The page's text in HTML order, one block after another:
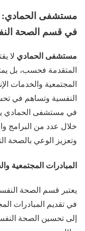
مستشفى الحمادي:
في قسم الصحة
مستشفى الحمادي لا
المتقدمة فحسب، بل
المجتمعية والخدمات
النفسية وتساهم في
في مستشفى الحمادي
خلال عدد من البرامج
وتعزيز الوعي بالصحة
المبادرات المجتمعية
يعتبر قسم الصحة
في تقديم المبادرات
إلى تحسين الصحة